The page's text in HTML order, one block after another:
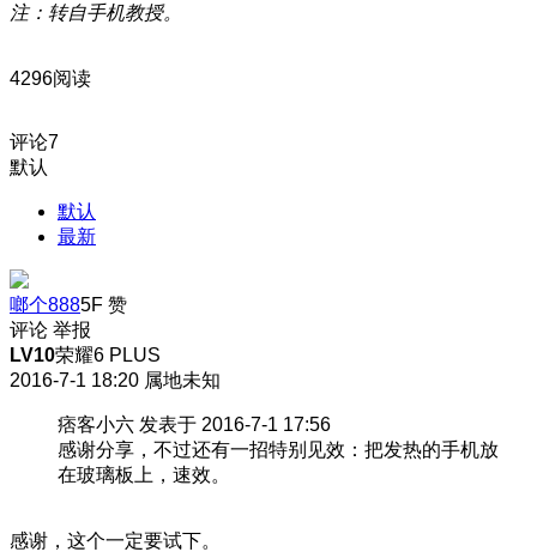
注：转自手机教授。
4296阅读
评论7
默认
默认
最新
啷个8885F 赞
评论 举报
LV10荣耀6 PLUS
2016-7-1 18:20 属地未知
痞客小六 发表于 2016-7-1 17:56
感谢分享，不过还有一招特别见效：把发热的手机放
在玻璃板上，速效。
感谢，这个一定要试下。